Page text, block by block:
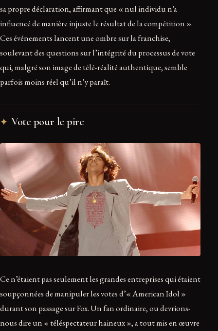
sa propre déclaration, affirmant que « nul individu n’a
influencé de manière injuste le résultat de la compétition ».
Ces événements lancent une ombre sur la franchise,
soulevant des questions sur l’intégrité du processus de vote
qui, malgré son image de télé-réalité authentique, semble
parfois moins réel qu’il n’y paraît.
Vote pour le pire
Ce n’étaient pas seulement les grandes entreprises qui étaient
soupçonnées de manipuler les votes d’« American Idol »
durant son passage sur Fox. Un fan ordinaire, ou devrions-
nous dire un « téléspectateur haineux », a tout mis en œuvre